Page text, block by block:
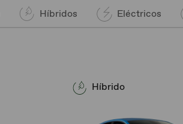
Híbridos Eléctricos
Híbrido